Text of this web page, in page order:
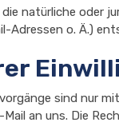
natürliche oder
Adressen o. Ä.)
sind nur
an uns. Die